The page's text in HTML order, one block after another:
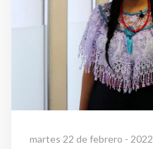
martes 22 de febrero - 2022